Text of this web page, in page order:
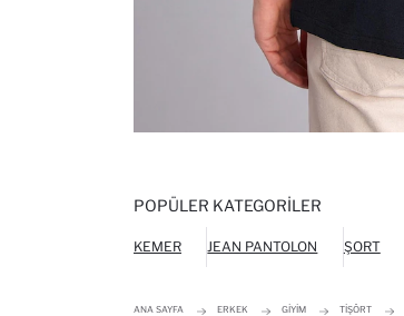
POPÜLER KATEGORILER
KEMER JEAN PANTOLON ŞORT
ANA SAYFA ERKEK GIYIM TIŞÖRT